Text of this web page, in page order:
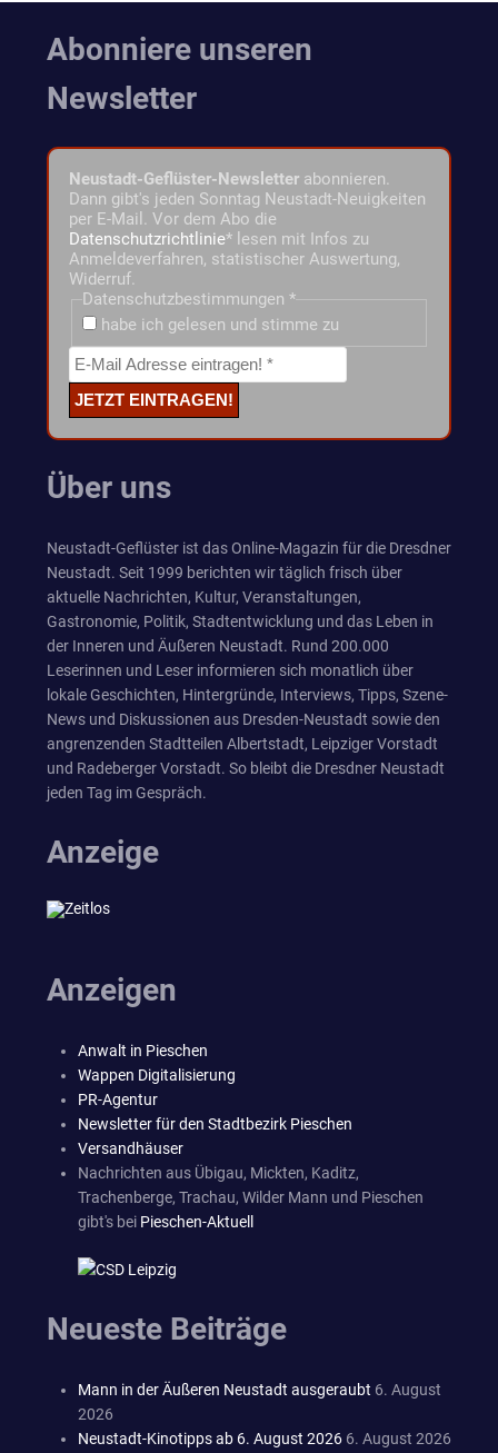
Abonniere unseren
Newsletter
Neustadt-Geflüster-Newsletter abonnieren.
Dann gibt's jeden Sonntag Neustadt-Neuigkeiten
per E-Mail. Vor dem Abo die
Datenschutzrichtlinie* lesen mit Infos zu
Anmeldeverfahren, statistischer Auswertung,
Widerruf.
Datenschutzbestimmungen *
habe ich gelesen und stimme zu
Über uns
Neustadt-Geflüster ist das Online-Magazin für die Dresdner
Neustadt. Seit 1999 berichten wir täglich frisch über
aktuelle Nachrichten, Kultur, Veranstaltungen,
Gastronomie, Politik, Stadtentwicklung und das Leben in
der Inneren und Äußeren Neustadt. Rund 200.000
Leserinnen und Leser informieren sich monatlich über
lokale Geschichten, Hintergründe, Interviews, Tipps, Szene-
News und Diskussionen aus Dresden-Neustadt sowie den
angrenzenden Stadtteilen Albertstadt, Leipziger Vorstadt
und Radeberger Vorstadt. So bleibt die Dresdner Neustadt
jeden Tag im Gespräch.
Anzeige
Anzeigen
Anwalt in Pieschen
Wappen Digitalisierung
PR-Agentur
Newsletter für den Stadtbezirk Pieschen
Versandhäuser
Nachrichten aus Übigau, Mickten, Kaditz,
Trachenberge, Trachau, Wilder Mann und Pieschen
gibt's bei Pieschen-Aktuell
Neueste Beiträge
Mann in der Äußeren Neustadt ausgeraubt 6. August
2026
Neustadt-Kinotipps ab 6. August 2026 6. August 2026